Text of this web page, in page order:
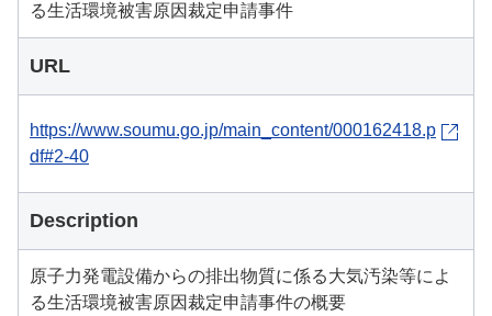
る生活環境被害原因裁定申請事件
URL
https://www.soumu.go.jp/main_content/000162418.p
df#2-40
Description
原子力発電設備からの排出物質に係る大気汚染等によ
る生活環境被害原因裁定申請事件の概要